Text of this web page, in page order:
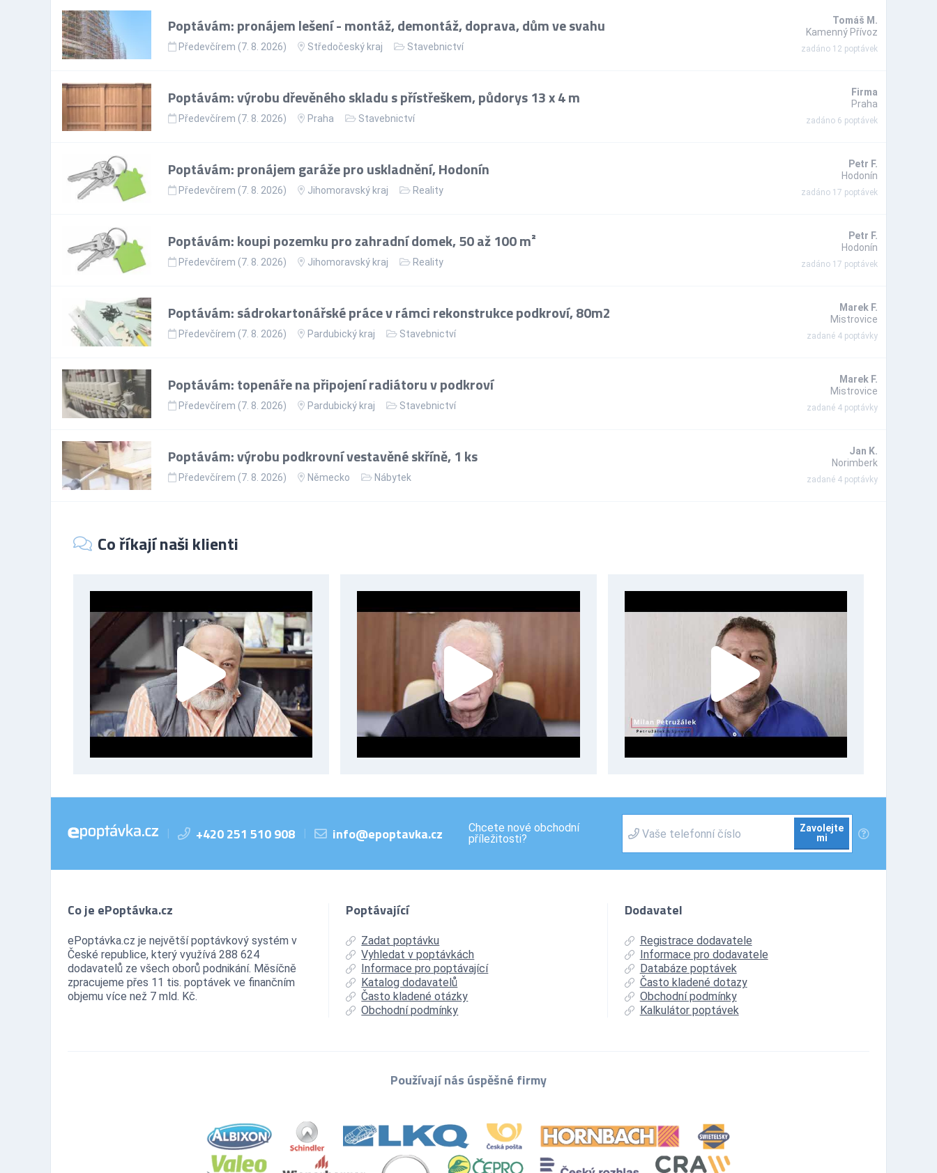
Poptávám: pronájem lešení - montáž, demontáž, doprava, dům ve svahu
Předevčírem (7. 8. 2026) Středočeský kraj Stavebnictví
Tomáš M.
Kamenný Přívoz
zadáno 12 poptávek
Poptávám: výrobu dřevěného skladu s přístřeškem, půdorys 13 x 4 m
Předevčírem (7. 8. 2026) Praha Stavebnictví
Firma
Praha
zadáno 6 poptávek
Poptávám: pronájem garáže pro uskladnění, Hodonín
Předevčírem (7. 8. 2026) Jihomoravský kraj Reality
Petr F.
Hodonín
zadáno 17 poptávek
Poptávám: koupi pozemku pro zahradní domek, 50 až 100 m²
Předevčírem (7. 8. 2026) Jihomoravský kraj Reality
Petr F.
Hodonín
zadáno 17 poptávek
Poptávám: sádrokartonářské práce v rámci rekonstrukce podkroví, 80m2
Předevčírem (7. 8. 2026) Pardubický kraj Stavebnictví
Marek F.
Mistrovice
zadané 4 poptávky
Poptávám: topenáře na připojení radiátoru v podkroví
Předevčírem (7. 8. 2026) Pardubický kraj Stavebnictví
Marek F.
Mistrovice
zadané 4 poptávky
Poptávám: výrobu podkrovní vestavěné skříně, 1 ks
Předevčírem (7. 8. 2026) Německo Nábytek
Jan K.
Norimberk
zadané 4 poptávky
Co říkají naši klienti
| +420 251 510 908 | info@epoptavka.cz
Chcete nové obchodní
příležitosti?
Zavolejte
mi
Co je ePoptávka.cz
ePoptávka.cz je největší poptávkový systém v
České republice, který využívá 288 624
dodavatelů ze všech oborů podnikání. Měsíčně
zpracujeme přes 11 tis. poptávek ve finančním
objemu více než 7 mld. Kč.
Poptávající
Zadat poptávku
Vyhledat v poptávkách
Informace pro poptávající
Katalog dodavatelů
Často kladené otázky
Obchodní podmínky
Dodavatel
Registrace dodavatele
Informace pro dodavatele
Databáze poptávek
Často kladené dotazy
Obchodní podmínky
Kalkulátor poptávek
Používají nás úspěšné firmy